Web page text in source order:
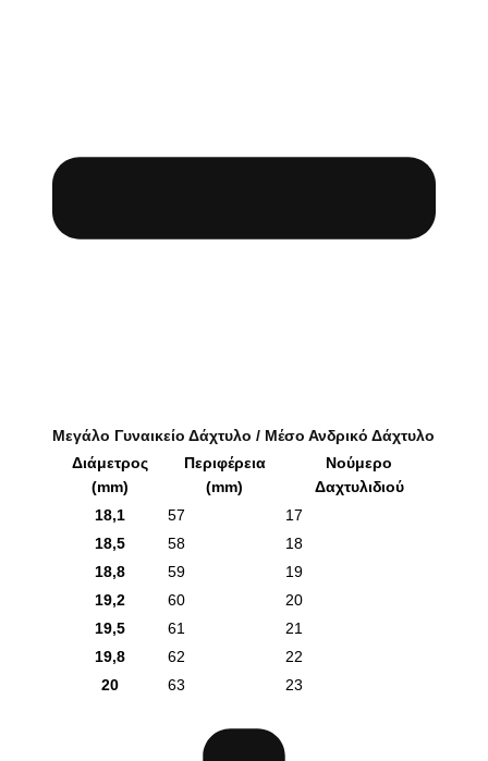
Μεγάλο Γυναικείο Δάχτυλο / Μέσο Ανδρικό Δάχτυλο
Διάμετρος
(mm)
Περιφέρεια
(mm)
Νούμερο
Δαχτυλιδιού
18,1
57
17
18,5
58
18
18,8
59
19
19,2
60
20
19,5
61
21
19,8
62
22
20
63 23